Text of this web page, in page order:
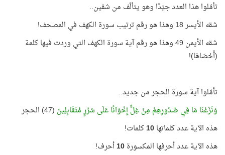
تأمّلوا هذا العدد جيّدًا وهو يتألّف من شقين..
شقه الأيسر 18 وهذا هو رقم ترتيب سورة الكهف في المصحف!
شقه الأيمن 49 وهذا هو رقم آية سورة الكهف التي وردت فيها كلمة
(أَحْصَاهَا)!
تأمّلوا آية سورة الحجر من جديد..
وَنَزَعْنَا مَا فِي صُدُورِهِمْ مِنْ غِلٍّ إِخْوَانًا عَلَى سُرُرٍ مُتَقَابِلِينَ (47) الحجر
هذه الآية عدد كلماتها10كلمات!
هذه الآية عدد أحرفها المكسورة10أحرف!